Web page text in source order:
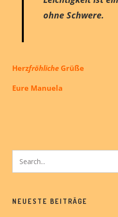
ohne Schwere.
Herzfröhliche Grüße
Eure Manuela
NEUESTE BEITRÄGE